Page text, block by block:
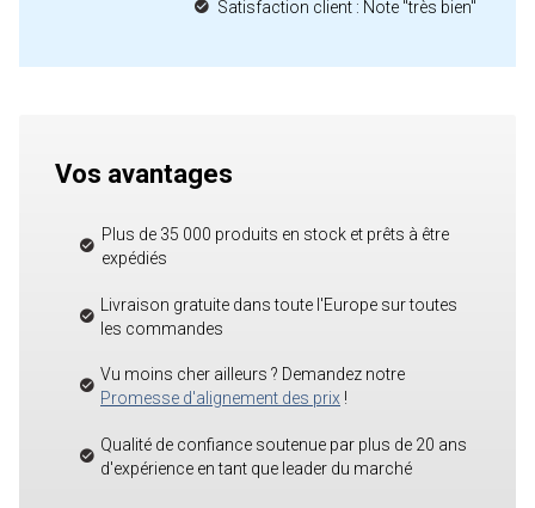
Satisfaction client : Note "très bien"
Vos avantages
Plus de 35 000 produits en stock et prêts à être
expédiés
Livraison gratuite dans toute l'Europe sur toutes
les commandes
Vu moins cher ailleurs ? Demandez notre
Promesse d'alignement des prix !
Qualité de confiance soutenue par plus de 20 ans
d'expérience en tant que leader du marché